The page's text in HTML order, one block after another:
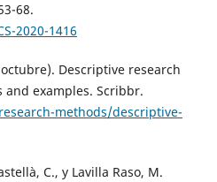
68.
2020-1416
Descriptive research
examples. Scribbr.
methods/descriptive-
C., y Lavilla Raso, M.